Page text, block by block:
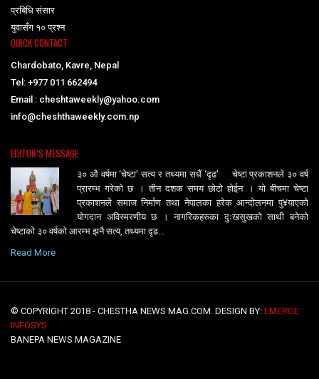
प्रबिधि संसार
युवासँग १० प्रश्न
QUICK CONTACT
Chardobato, Kavre, Nepal
Tel: +977 011 662494
Email : cheshtaweekly@yahoo.com
info@cheshthaweekly.com.np
EDITOR’S MESSAGE
३० औ वर्षमा ‘चेष्टा’ सत्य र तथ्यमा सधैं ‘दृढ’ चेष्टा प्रकाशनले ३० वर्ष
प्रारम्भ गरेको छ । तीन दशक समय छोटो होईन । यो बीचमा चेष्टा
प्रकाशनले समाज निर्माण तथा नेपालका हरेक आन्दोलनमा पु¥याएको
योगदान अविस्मरणीय छ । नागरिकहरुका दुःखसुखको साथी बनेको
चेष्टाको ३० वर्षको आरम्भ झनै सत्य, तथ्यमा दृढ...
Read More
© COPYRIGHT 2018 - CHESTHA NEWS MAG.COM. DESIGN BY: EMERGE
INFOSYS
BANEPA NEWS MAGAZINE